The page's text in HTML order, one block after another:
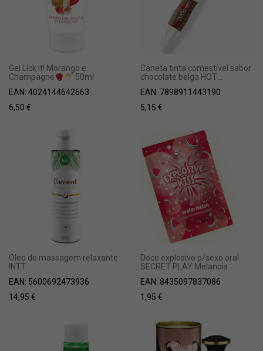
Gel Lick it! Morango e
Champagne
50ml
EAN: 4024144642663
6,50 €
Caneta tinta comestível sabor
chocolate belga HOT
EAN: 7898911443190
5,15 €
Óleo de massagem relaxante
INTT
EAN: 5600692473936
14,95 €
Doce explosivo p/sexo oral
SECRET PLAY Melancia
EAN: 8435097837086
1,95 €